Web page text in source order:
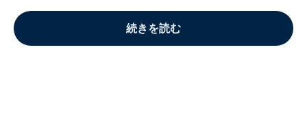
続きを読む